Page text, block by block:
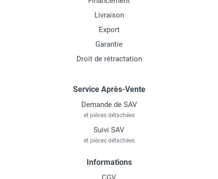
Livraison
Export
Garantie
Droit de rétractation
Service Après-Vente
Demande de SAV
et pièces détachées
Suivi SAV
et pièces détachées
Informations